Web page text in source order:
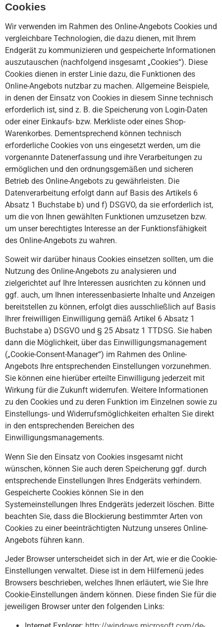
Cookies
Wir verwenden im Rahmen des Online-Angebots Cookies und
vergleichbare Technologien, die dazu dienen, mit Ihrem
Endgerät zu kommunizieren und gespeicherte Informationen
auszutauschen (nachfolgend insgesamt „Cookies“). Diese
Cookies dienen in erster Linie dazu, die Funktionen des
Online-Angebots nutzbar zu machen. Allgemeine Beispiele,
in denen der Einsatz von Cookies in diesem Sinne technisch
erforderlich ist, sind z. B. die Speicherung von Login-Daten
oder einer Einkaufs- bzw. Merkliste oder eines Shop-
Warenkorbes. Dementsprechend können technisch
erforderliche Cookies von uns eingesetzt werden, um die
vorgenannte Datenerfassung und ihre Verarbeitungen zu
ermöglichen und den ordnungsgemäßen und sicheren
Betrieb des Online-Angebots zu gewährleisten. Die
Datenverarbeitung erfolgt dann auf Basis des Artikels 6
Absatz 1 Buchstabe b) und f) DSGVO, da sie erforderlich ist,
um die von Ihnen gewählten Funktionen umzusetzen bzw.
um unser berechtigtes Interesse an der Funktionsfähigkeit
des Online-Angebots zu wahren.
Soweit wir darüber hinaus Cookies einsetzen sollten, um die
Nutzung des Online-Angebots zu analysieren und
zielgerichtet auf Ihre Interessen ausrichten zu können und
ggf. auch, um Ihnen interessenbasierte Inhalte und Anzeigen
bereitstellen zu können, erfolgt dies ausschließlich auf Basis
Ihrer freiwilligen Einwilligung gemäß Artikel 6 Absatz 1
Buchstabe a) DSGVO und § 25 Absatz 1 TTDSG. Sie haben
dann die Möglichkeit, über das Einwilligungsmanagement
(„Cookie-Consent-Manager“) im Rahmen des Online-
Angebots Ihre entsprechenden Einstellungen vorzunehmen.
Sie können eine hierüber erteilte Einwilligung jederzeit mit
Wirkung für die Zukunft widerrufen. Weitere Informationen
zu den Cookies und zu deren Funktion im Einzelnen sowie zu
Einstellungs- und Widerrufsmöglichkeiten erhalten Sie direkt
in den entsprechenden Bereichen des
Einwilligungsmanagements.
Wenn Sie den Einsatz von Cookies insgesamt nicht
wünschen, können Sie auch deren Speicherung ggf. durch
entsprechende Einstellungen Ihres Endgeräts verhindern.
Gespeicherte Cookies können Sie in den
Systemeinstellungen Ihres Endgeräts jederzeit löschen. Bitte
beachten Sie, dass die Blockierung bestimmter Arten von
Cookies zu einer beeinträchtigten Nutzung unseres Online-
Angebots führen kann.
Jeder Browser unterscheidet sich in der Art, wie er die Cookie-
Einstellungen verwaltet. Diese ist in dem Hilfemenü jedes
Browsers beschrieben, welches Ihnen erläutert, wie Sie Ihre
Cookie-Einstellungen ändern können. Diese finden Sie für die
jeweiligen Browser unter den folgenden Links: